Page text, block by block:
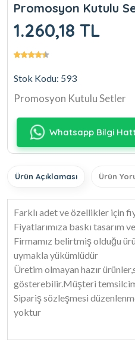
Promosyon Kutulu
1.260,18 TL
Stok Kodu: 593
Promosyon Kutulu Setler
Whatsapp Bilgi
Ürün Açıklaması Ürün
Farklı adet ve özellikler için
Fiyatlarımıza baskı tasarım
Firmamız belirtmiş olduğu
uymakla yükümlüdür
Üretim olmayan hazır
gösterebilir.Müşteri
Sipariş sözleşmesi
yoktur